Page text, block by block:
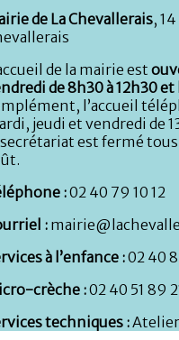
de La Chevallerais,
de la mairie est
de 8h30 à 12h30 et
l’accueil
jeudi et vendredi de
secrétariat est fermé
:02 40 79 10 12
:
à l’enfance :02 40
crèche :02 40 51 89
techniques :Atelier